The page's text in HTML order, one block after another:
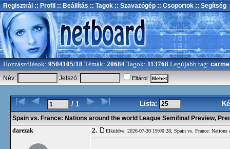
Regisztrál :: Profil :: Beállítás :: Tagok :: Szavazógép :: Csoportok :: Segítség
Hozzászólások: 9504105/18 Témák: 20684 Tagok: 113768 Legújabb tag:
Név:
Jelszó: Eltárol
/ 1 Lista:
Spain vs. France: Nations around the world League Semifinal Preview,
darezak 2. Elküldve: 2026-07-30 19:00:28, Spain vs. France: Nations